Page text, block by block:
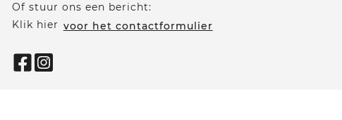
Of stuur ons een bericht:
Klik hier voor het contactformulier